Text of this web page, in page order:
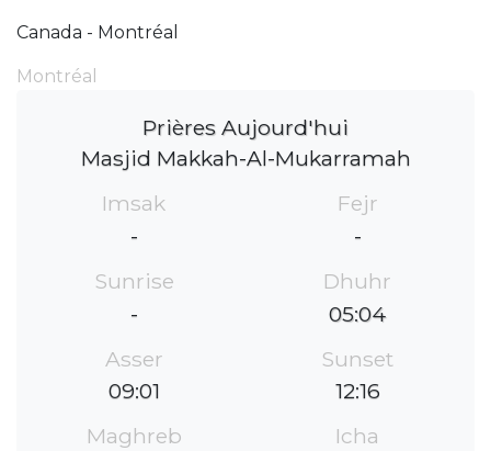
Canada - Montréal
Montréal
Prières Aujourd'hui
Masjid Makkah-Al-Mukarramah
Imsak
-
Fejr
-
Sunrise
-
Dhuhr
05:04
Asser
09:01
Sunset
12:16
Maghreb
Icha